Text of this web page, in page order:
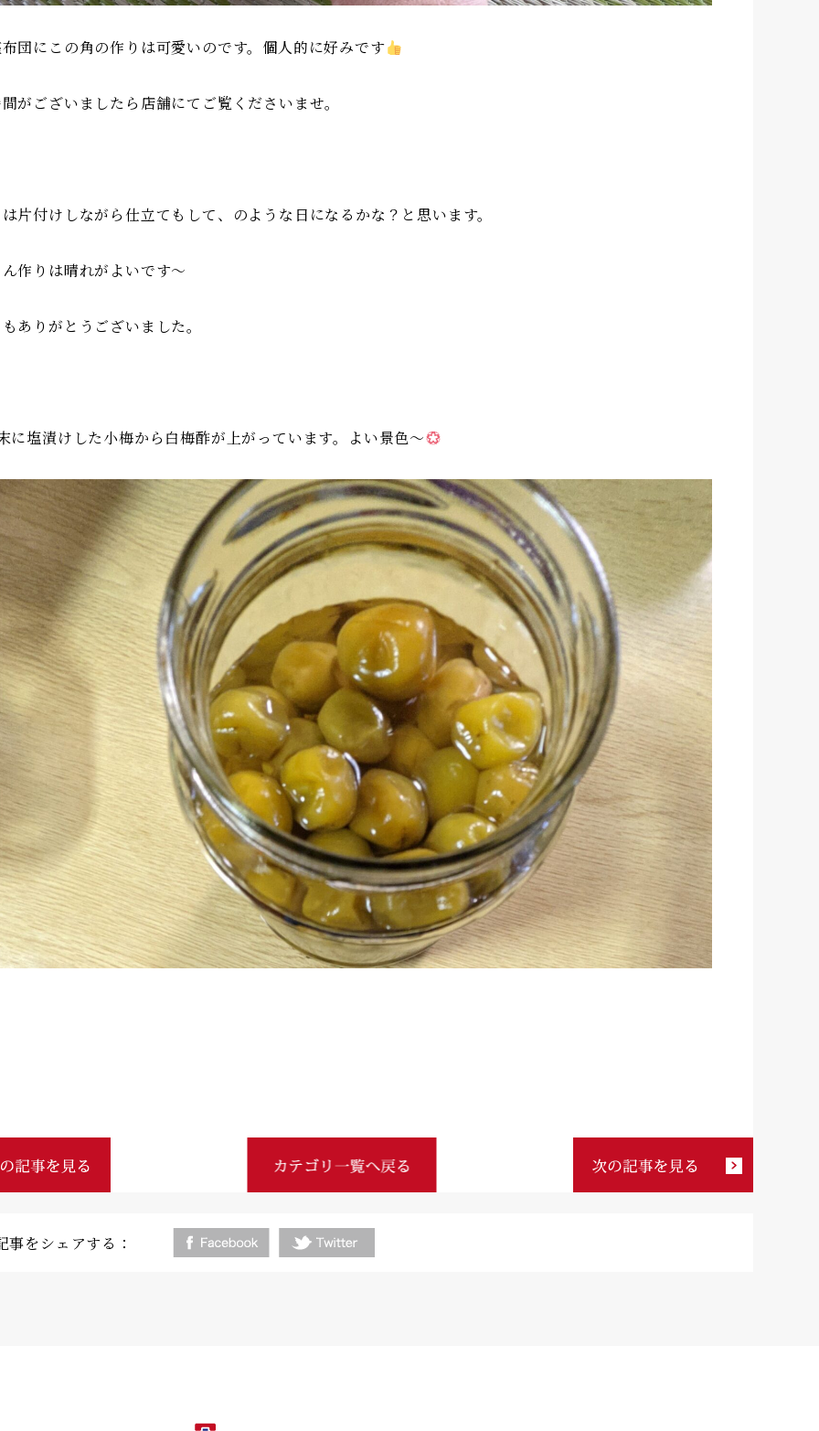
団にこの角の作りは可愛いのです。個人的に好みです
がございましたら店舗にてご覧くださいませ。
片付けしながら仕立てもして、のような日になるかな？と思います。
作りは晴れがよいです〜
ありがとうございました。
に塩漬けした小梅から白梅酢が上がっています。よい景色〜
事をシェアする：